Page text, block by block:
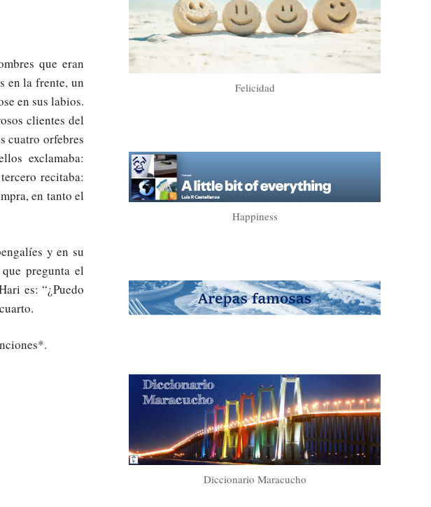
que eran
en la frente, un
en sus labios.
clientes del
cuatro orfebres
exclamaba:
recitaba:
en tanto el
y en su
pregunta el
es: “¿Puedo
Felicidad
Happiness
Diccionario Maracucho